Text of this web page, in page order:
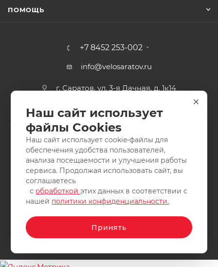
ПОМОЩЬ
+7 8452 253-002
info@velosaratov.ru
г. Саратов, ул. 3-я Дачная, д. 1к14
2011-2026 © интернет-магазин спортивных товаров
ВелоСаратов. Не является публичной офертой. Все права
защищены. Заимствование материалов и фотографий
запрещено.
Наш сайт использует
файлы Cookies
Наш сайт использует cookie-файлы для
обеспечения удобства пользователей,
анализа посещаемости и улучшения работы
сервиса. Продолжая использовать сайт, вы
соглашаетесь
собработкойэтих данных в соответствии с
нашей политики конфиденциальности.
Принять